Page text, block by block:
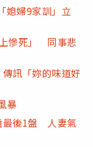
媳婦9家訓」立
慘死」 同事悲
訊「妳的味道好
暴
最後1盤 人妻氣